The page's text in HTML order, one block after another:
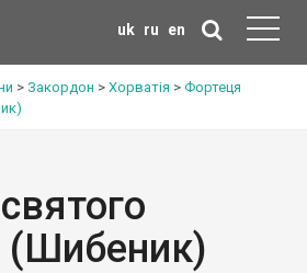
uk ru en
> Закордон > Хорватія > Фортеця